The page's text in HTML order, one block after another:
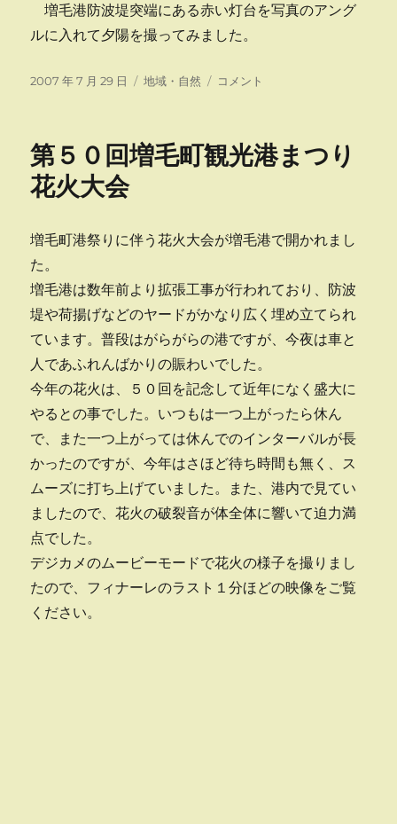
増毛港防波堤突端にある赤い灯台を写真のアング
ルに入れて夕陽を撮ってみました。
投
2007 年 7 月 29 日
カ
ー
地域・自然
選
刻、
焼
に
コメント
第５０回増毛町観光港まつり
花火大会
増毛町港祭りに伴う花火大会が増毛港で開かれまし
た。
増毛港は数年前より拡張工事が行われており、防波
堤や荷揚げなどのヤードがかなり広く埋め立てられ
ています。普段はがらがらの港ですが、今夜は車と
人であふれんばかりの賑わいでした。
今年の花火は、５０回を記念して近年になく盛大に
やるとの事でした。いつもは一つ上がったら休ん
で、また一つ上がっては休んでのインターバルが長
かったのですが、今年はさほど待ち時間も無く、ス
ムーズに打ち上げていました。また、港内で見てい
ましたので、花火の破裂音が体全体に響いて迫力満
点でした。
デジカメのムービーモードで花火の様子を撮りまし
たので、フィナーレのラスト１分ほどの映像をご覧
ください。